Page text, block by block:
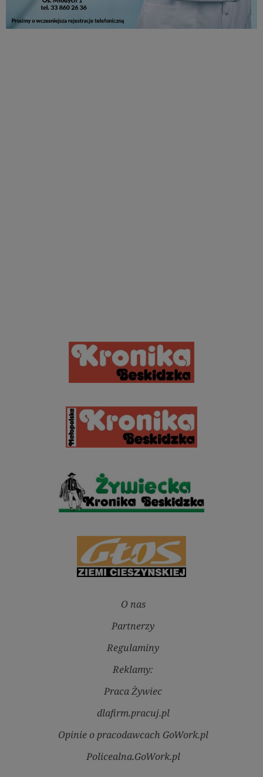
O nas
Partnerzy
Regulaminy
Reklamy:
Praca Żywiec
dlafirm.pracuj.pl
Opinie o pracodawcach GoWork.pl
Policealna.GoWork.pl